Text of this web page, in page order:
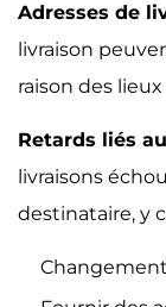
Adresses de
livraison
raison des
Retards liés
livraisons
destinataire, y